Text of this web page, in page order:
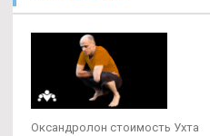
Оксандролон стоимость Ухта